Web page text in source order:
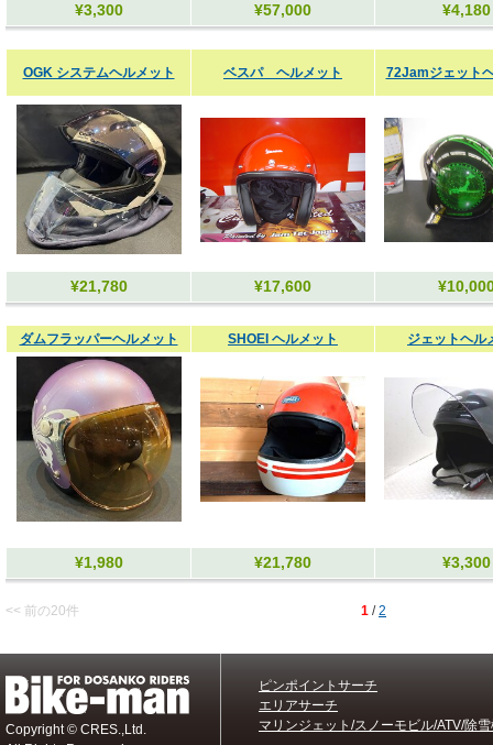
¥3,300 ¥57,000 ¥4,180
OGK システムヘルメット ベスパ ヘルメット 72Jamジェット
¥21,780 ¥17,600
ダムフラッパーヘルメット SHOEI ヘルメット ジェットヘル
¥1,980 ¥21,780 ¥3,300
<< 前の20件 1 /2
Copyright © CRES.,Ltd.
ピンポイントサーチ
エリアサーチ
マリンジェット/スノーモビル/ATV/除